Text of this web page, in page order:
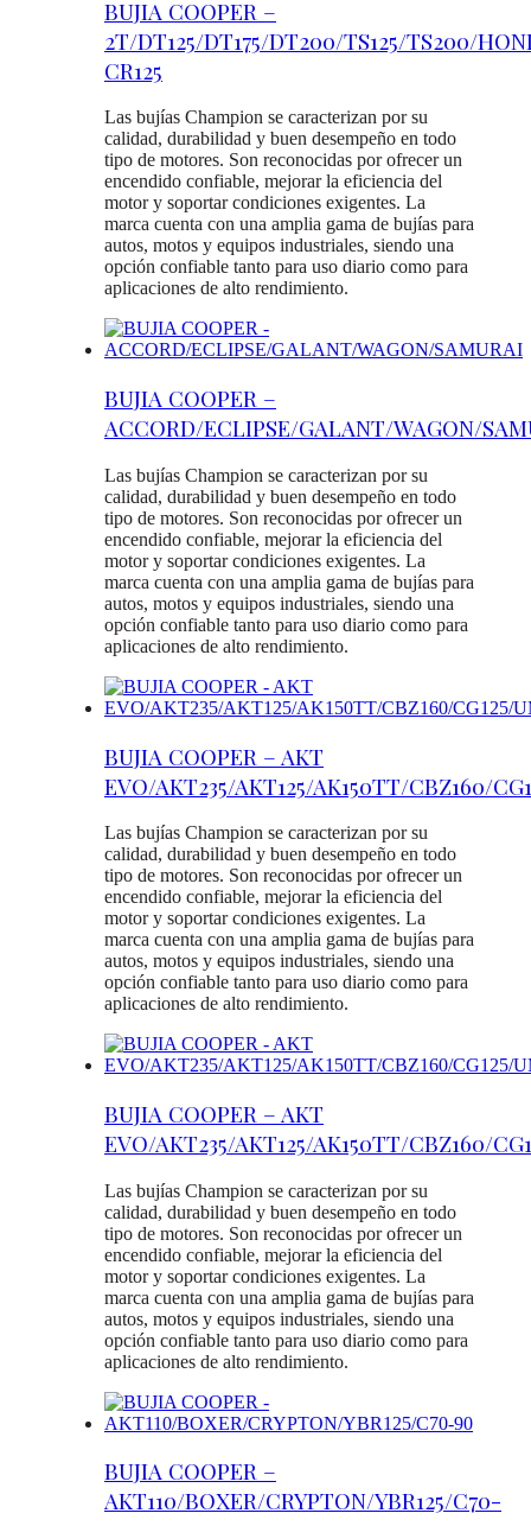
BUJIA COOPER –
2T/DT125/DT175/DT200/TS125/TS200/
CR125
Las bujías Champion se caracterizan por su
calidad, durabilidad y buen desempeño en todo
tipo de motores. Son reconocidas por ofrecer un
encendido confiable, mejorar la eficiencia del
motor y soportar condiciones exigentes. La
marca cuenta con una amplia gama de bujías para
autos, motos y equipos industriales, siendo una
opción confiable tanto para uso diario como para
aplicaciones de alto rendimiento.
BUJIA COOPER –
ACCORD/ECLIPSE/GALANT/WAGON/
Las bujías Champion se caracterizan por su
calidad, durabilidad y buen desempeño en todo
tipo de motores. Son reconocidas por ofrecer un
encendido confiable, mejorar la eficiencia del
motor y soportar condiciones exigentes. La
marca cuenta con una amplia gama de bujías para
autos, motos y equipos industriales, siendo una
opción confiable tanto para uso diario como para
aplicaciones de alto rendimiento.
BUJIA COOPER – AKT
EVO/AKT235/AKT125/AK150TT/CBZ160/
Las bujías Champion se caracterizan por su
calidad, durabilidad y buen desempeño en todo
tipo de motores. Son reconocidas por ofrecer un
encendido confiable, mejorar la eficiencia del
motor y soportar condiciones exigentes. La
marca cuenta con una amplia gama de bujías para
autos, motos y equipos industriales, siendo una
opción confiable tanto para uso diario como para
aplicaciones de alto rendimiento.
BUJIA COOPER – AKT
EVO/AKT235/AKT125/AK150TT/CBZ160/
Las bujías Champion se caracterizan por su
calidad, durabilidad y buen desempeño en todo
tipo de motores. Son reconocidas por ofrecer un
encendido confiable, mejorar la eficiencia del
motor y soportar condiciones exigentes. La
marca cuenta con una amplia gama de bujías para
autos, motos y equipos industriales, siendo una
opción confiable tanto para uso diario como para
aplicaciones de alto rendimiento.
BUJIA COOPER –
AKT110/BOXER/CRYPTON/YBR125/C70-